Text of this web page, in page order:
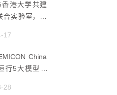
港大学共建
合实验室，推
17
China
行5大模型 ×
浪潮
28